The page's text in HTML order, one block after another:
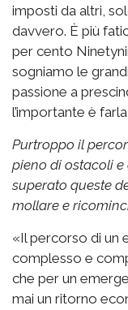
imposti da altri,
davvero. È più
per cento
sogniamo le
passione a
l’importante è
Purtroppo il
pieno di ostacoli
superato queste
mollare e
«Il percorso di un
complesso e
che per un
mai un ritorno